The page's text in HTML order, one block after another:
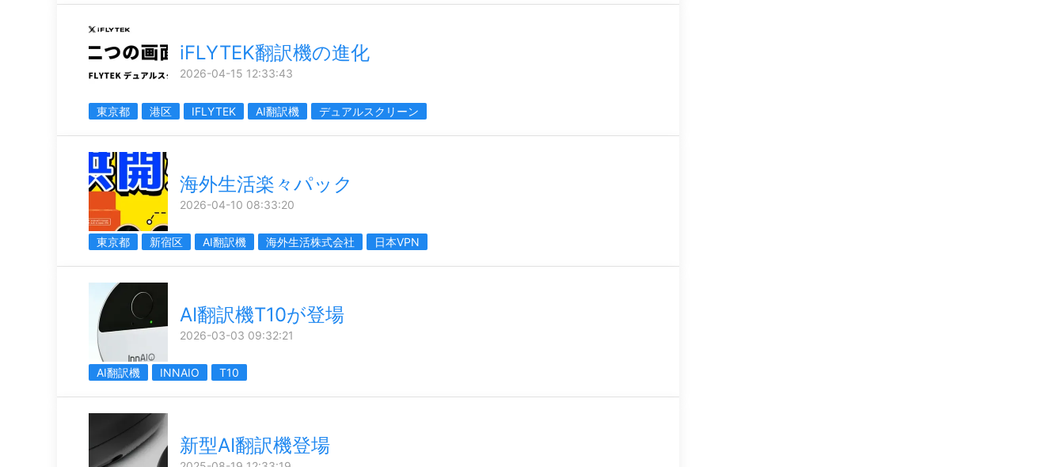
iFLYTEK翻訳機の進化
2026-04-15 12:33:43
東京都 港区 IFLYTEK AI翻訳機 デュアルスクリーン
海外生活楽々パック
2026-04-10 08:33:20
東京都 新宿区 AI翻訳機 海外生活株式会社 日本VPN
AI翻訳機T10が登場
2026-03-03 09:32:21
AI翻訳機 INNAIO T10
新型AI翻訳機登場